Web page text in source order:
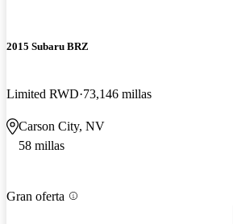
2015 Subaru BRZ
Limited RWD 73,146 millas
Carson City, NV
58 millas
Gran oferta